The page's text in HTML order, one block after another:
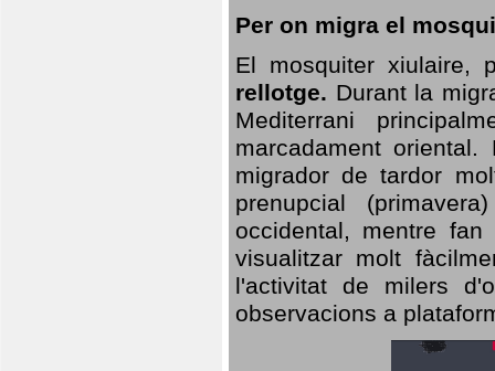
Per on migra el
El mosquiter xiulaire,
rellotge. Durant la
Mediterrani
marcadament
migrador de tardor
prenupcial
occidental, mentre
visualitzar molt
l'activitat de milers
observacions a